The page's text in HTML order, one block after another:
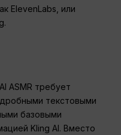
ElevenLabs, или
ASMR требует
текстовыми
базовыми
Kling AI. Вместо